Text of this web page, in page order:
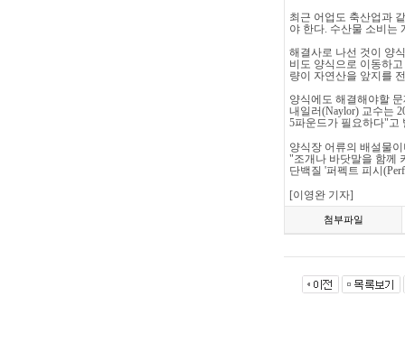
최근 어업도 축산업과
야 한다. 수산물 소비는
해결사로 나선 것이
양
비도 양식으로 이동하고
량이
자연산을 앞지를
양식에도 해결해야할
내일러(Naylor) 교수는
5파운드가 필요하다"고
양식장 어류의 배설물
"조개나 바닷말을 함께
단백질 '퍼펙트 피시
[이영완 기자]
첨부파일